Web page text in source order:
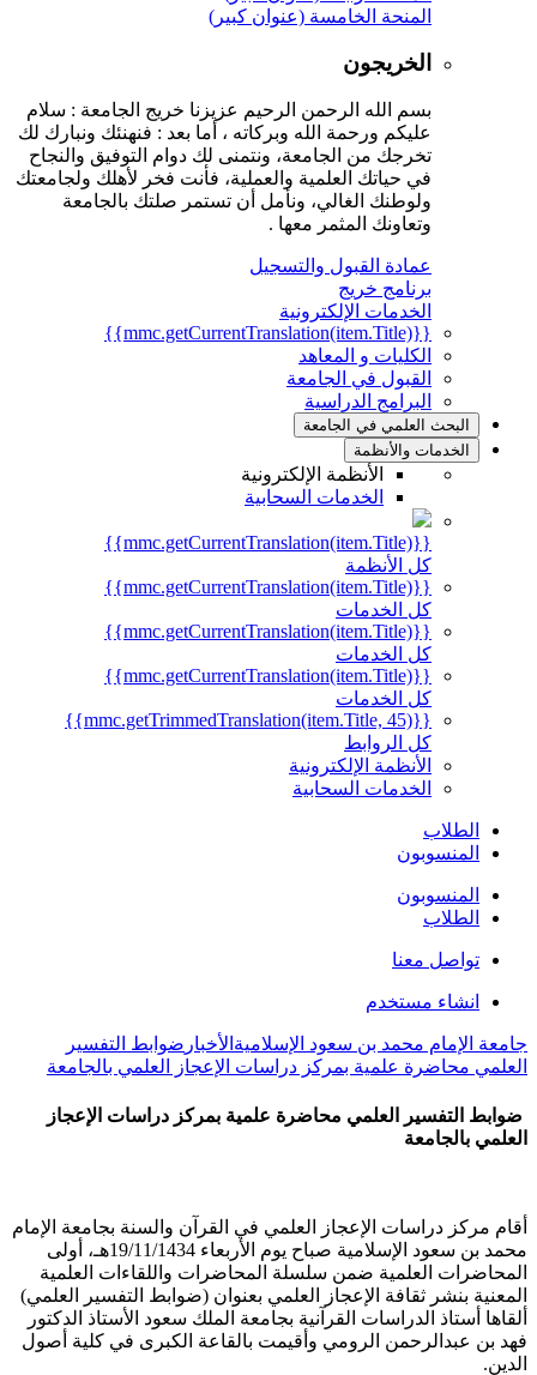
المنحة الخامسة (عنوان كبير)
الخريجون
بسم الله الرحمن الرحيم عزيزنا خريج الجامعة : سلام
عليكم ورحمة الله وبركاته ، أما بعد : فنهنئك ونبارك لك
تخرجك من الجامعة، ونتمنى لك دوام التوفيق والنجاح
في حياتك العلمية والعملية، فأنت فخر لأهلك ولجامعتك
ولوطنك الغالي، ونأمل أن تستمر صلتك بالجامعة
وتعاونك المثمر معها .
عمادة القبول والتسجيل
برنامج خريج
الخدمات الإلكترونية
{{mmc.getCurrentTranslation(item.Title)}}
الكليات و المعاهد
القبول في الجامعة
البرامج الدراسية
البحث العلمي في الجامعة
الخدمات والأنظمة
الأنظمة الإلكترونية
الخدمات السحابية
{{mmc.getCurrentTranslation(item.Title)}}
كل الأنظمة
{{mmc.getCurrentTranslation(item.Title)}}
كل الخدمات
{{mmc.getCurrentTranslation(item.Title)}}
كل الخدمات
{{mmc.getCurrentTranslation(item.Title)}}
كل الخدمات
{{mmc.getTrimmedTranslation(item.Title, 45)}}
كل الروابط
الأنظمة الإلكترونية
الخدمات السحابية
الطلاب
المنسوبون
المنسوبون
الطلاب
تواصل معنا
انشاء مستخدم
جامعة الإمام محمد بن سعود الإسلامية الأخبار ضوابط التفسير
العلمي محاضرة علمية بمركز دراسات الإعجاز العلمي بالجامعة
ضوابط التفسير العلمي محاضرة علمية بمركز دراسات الإعجاز
العلمي بالجامعة
أقام مركز دراسات الإعجاز العلمي في القرآن والسنة بجامعة الإمام
محمد بن سعود الإسلامية صباح يوم الأربعاء 19/11/1434هـ، أولى
المحاضرات العلمية ضمن سلسلة المحاضرات واللقاءات العلمية
المعنية بنشر ثقافة الإعجاز العلمي بعنوان (ضوابط التفسير العلمي)
ألقاها أستاذ الدراسات القرآنية بجامعة الملك سعود الأستاذ الدكتور
فهد بن عبدالرحمن الرومي وأقيمت بالقاعة الكبرى في كلية أصول
الدين.